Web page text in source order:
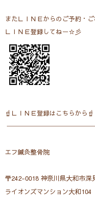
またＬＩＮＥからのご予約・
ＬＩＮＥ登録してねー☆彡
☝ＬＩＮＥ登録はこちらから☝
エフ鍼灸整骨院
〒242-0018 神奈川県大和市深
ライオンズマンション大和104